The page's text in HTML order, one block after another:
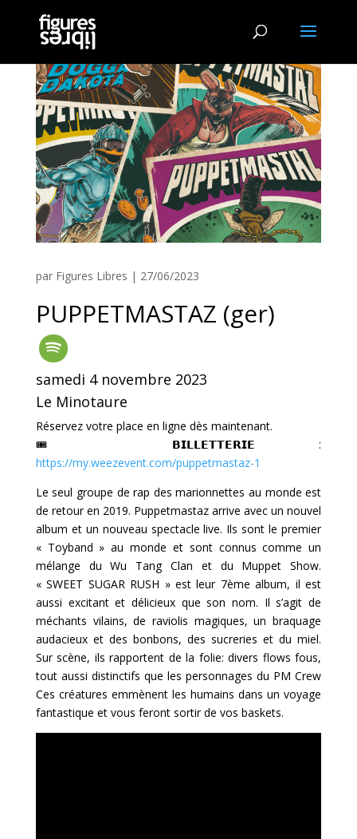
par Figures Libres | 27/06/2023
PUPPETMASTAZ (ger)
samedi 4 novembre 2023
Le Minotaure
Réservez votre place en ligne dès maintenant.
🎟 𝗕𝗜𝗟𝗟𝗘𝗧𝗧𝗘𝗥𝗜𝗘 :
https://my.weezevent.com/puppetmastaz-1
Le seul groupe de rap des marionnettes au monde est
de retour en 2019. Puppetmastaz arrive avec un nouvel
album et un nouveau spectacle live. Ils sont le premier
« Toyband » au monde et sont connus comme un
mélange du Wu Tang Clan et du Muppet Show.
« SWEET SUGAR RUSH » est leur 7ème album, il est
aussi excitant et délicieux que son nom. Il s’agit de
méchants vilains, de raviolis magiques, un braquage
audacieux et des bonbons, des sucreries et du miel.
Sur scène, ils rapportent de la folie: divers flows fous,
tout aussi distinctifs que les personnages du PM Crew
Ces créatures emmènent les humains dans un voyage
fantastique et vous feront sortir de vos baskets.